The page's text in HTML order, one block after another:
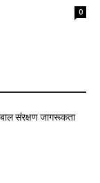
0
संरक्षण जागरूकता